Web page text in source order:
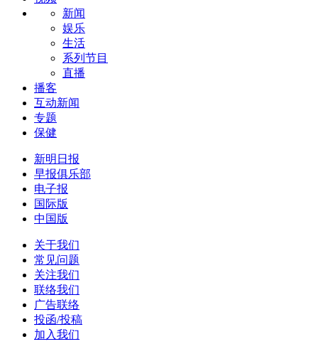
新闻
娱乐
生活
系列节目
直播
播客
互动新闻
专题
保健
新明日报
早报俱乐部
电子报
国际版
中国版
关于我们
常见问题
关注我们
联络我们
广告联络
投函/投稿
加入我们